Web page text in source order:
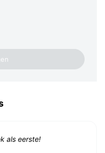
als eerste!